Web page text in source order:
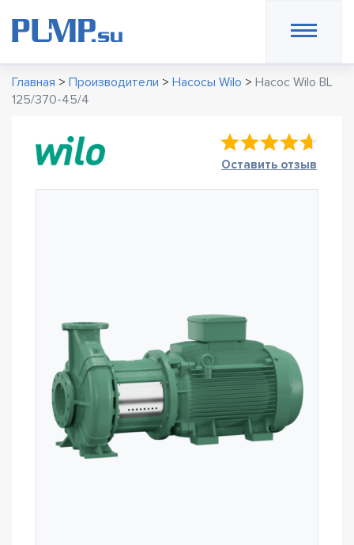
Главная > Производители > Насосы Wilo > Насос Wilo BL
125/370-45/4
Оставить отзыв